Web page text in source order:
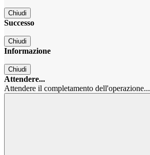
Chiudi
Successo
Chiudi
Informazione
Chiudi
Attendere...
Attendere il completamento dell'operazione...